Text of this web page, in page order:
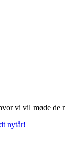
vi vil møde
nytår!